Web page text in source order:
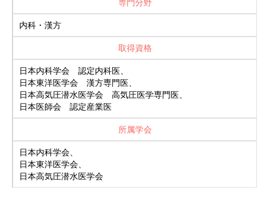
専門分野
内科・漢方
取得資格
日本内科学会 認定内科医、
日本東洋医学会 漢方専門医、
日本高気圧潜水医学会 高気圧医学専門医、
日本医師会 認定産業医
所属学会
日本内科学会、
日本東洋医学会、
日本高気圧潜水医学会